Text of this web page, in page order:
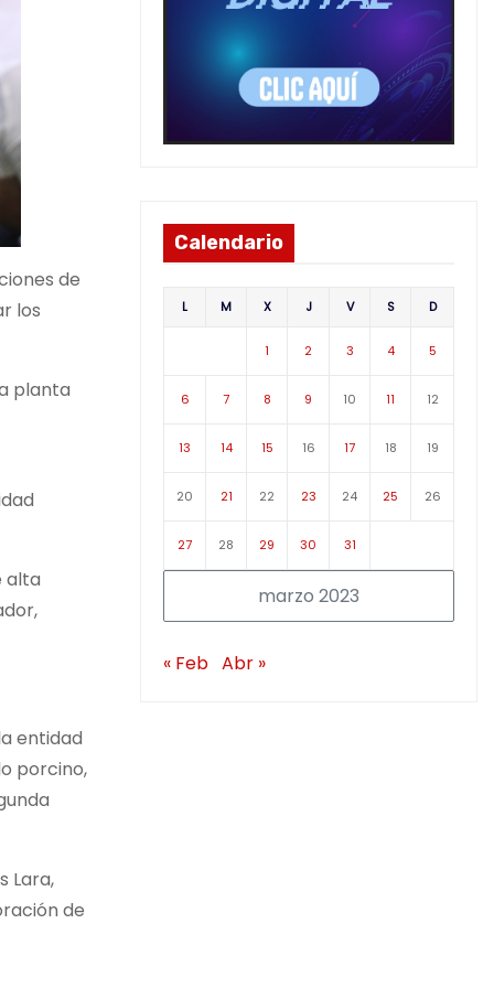
de
los
planta
alta
entidad
porcino,
Lara,
de
Calendario
marzo 2023
L M X J V S D
1 2 3 4 5
6 7 8 9 10 11 12
13 14 15 16 17 18 19
20 21 22 23 24 25 26
27 28 29 30 31
« Feb Abr »